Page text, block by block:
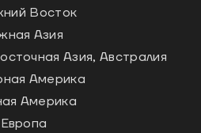
Восток
Азия
Азия, Австралия
Америка
Америка
Европа